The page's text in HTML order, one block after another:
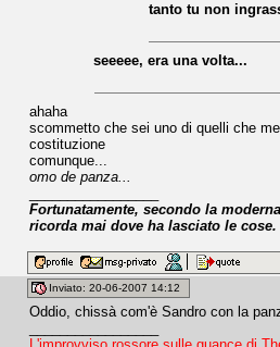
tanto tu non
seeeee, era una volta...
ahaha
scommetto che sei uno di quelli che
costituzione
comunque...
omo de panza...
Fortunatamente, secondo la
ricorda mai dove ha lasciato le cose.
Inviato: 20-06-2007 14:12
Oddio, chissà com'è Sandro con la